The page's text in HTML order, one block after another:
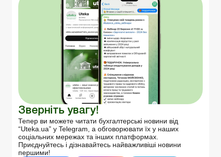
Зверніть увагу!
Тепер ви можете читати бухгалтерські новини від
“Uteka.ua” у Telegram, а обговорювати їх у наших
соціальних мережах та інших платформах.
Приєднуйтесь і дізнавайтесь найважливіші новини
першими!